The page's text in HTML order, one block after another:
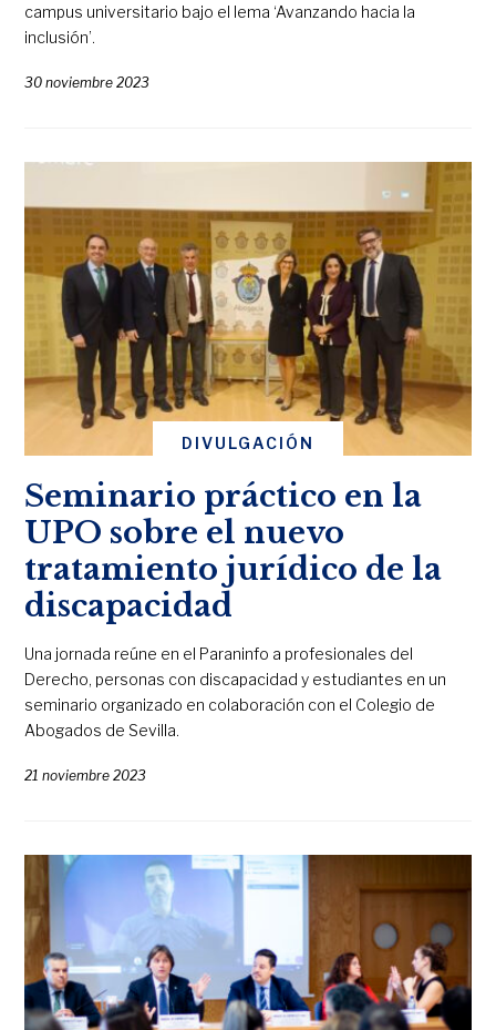
campus universitario bajo el lema ‘Avanzando hacia la
inclusión’.
30 noviembre 2023
DIVULGACIÓN
Seminario práctico en la
UPO sobre el nuevo
tratamiento jurídico de la
discapacidad
Una jornada reúne en el Paraninfo a profesionales del
Derecho, personas con discapacidad y estudiantes en un
seminario organizado en colaboración con el Colegio de
Abogados de Sevilla.
21 noviembre 2023